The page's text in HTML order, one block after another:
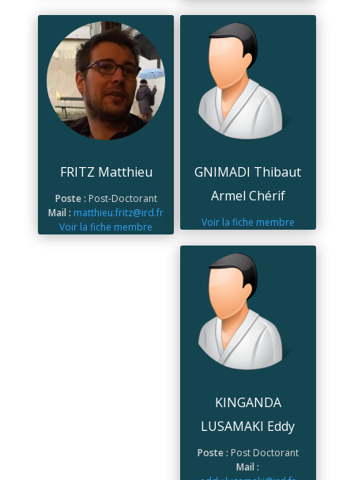
FRITZ Matthieu
Poste : Post-Doctorant
Mail : matthieu.fritz@ird.fr
Voir la fiche membre
GNIMADI Thibaut
Armel Chérif
Voir la fiche membre
KINGANDA
LUSAMAKI Eddy
Poste : Post Doctorant
Mail :